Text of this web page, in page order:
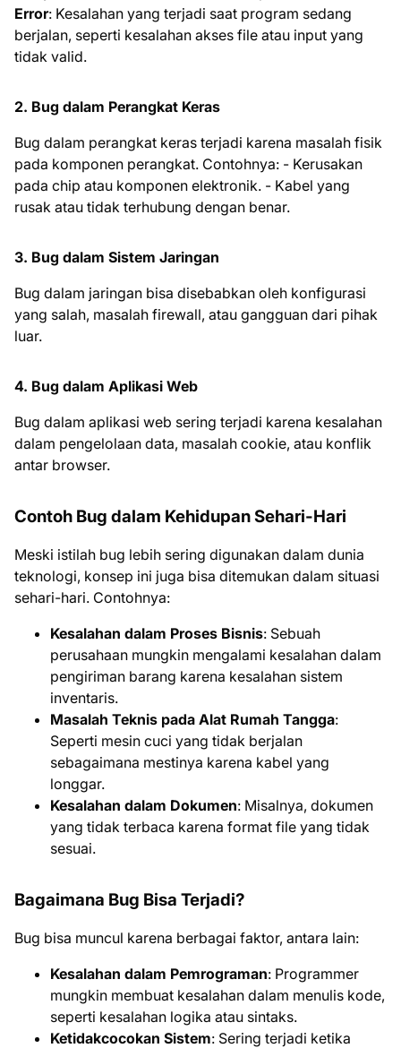
Error: Kesalahan yang terjadi saat program sedang
berjalan, seperti kesalahan akses file atau input yang
tidak valid.
2. Bug dalam Perangkat Keras
Bug dalam perangkat keras terjadi karena masalah fisik
pada komponen perangkat. Contohnya: - Kerusakan
pada chip atau komponen elektronik. - Kabel yang
rusak atau tidak terhubung dengan benar.
3. Bug dalam Sistem Jaringan
Bug dalam jaringan bisa disebabkan oleh konfigurasi
yang salah, masalah firewall, atau gangguan dari pihak
luar.
4. Bug dalam Aplikasi Web
Bug dalam aplikasi web sering terjadi karena kesalahan
dalam pengelolaan data, masalah cookie, atau konflik
antar browser.
Contoh Bug dalam Kehidupan Sehari-Hari
Meski istilah bug lebih sering digunakan dalam dunia
teknologi, konsep ini juga bisa ditemukan dalam situasi
sehari-hari. Contohnya:
Kesalahan dalam Proses Bisnis: Sebuah
perusahaan mungkin mengalami kesalahan dalam
pengiriman barang karena kesalahan sistem
inventaris.
Masalah Teknis pada Alat Rumah Tangga:
Seperti mesin cuci yang tidak berjalan
sebagaimana mestinya karena kabel yang
longgar.
Kesalahan dalam Dokumen: Misalnya, dokumen
yang tidak terbaca karena format file yang tidak
sesuai.
Bagaimana Bug Bisa Terjadi?
Bug bisa muncul karena berbagai faktor, antara lain:
Kesalahan dalam Pemrograman: Programmer
mungkin membuat kesalahan dalam menulis kode,
seperti kesalahan logika atau sintaks.
Ketidakcocokan Sistem: Sering terjadi ketika